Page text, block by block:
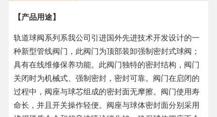
【产品用途】
轨道球阀系列系我公司引进国外先进技术开发设计的一
种新型管线阀门，此阀门为顶部装卸强制密封式球阀；
具有在线维修保养功能。此阀门独特的密封结构，阀门
关闭时为机械式、强制密封，密封可靠。阀门在启闭的
过程中，阀座与球芯组成的密封面无摩擦。阀门使用寿
命长，并且开关操作轻便。阀座与球体密封面分别采用